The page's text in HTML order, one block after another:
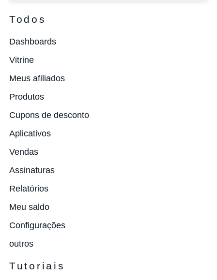
Todos
Dashboards
Vitrine
Meus afiliados
Produtos
Cupons de desconto
Aplicativos
Vendas
Assinaturas
Relatórios
Meu saldo
Configurações
outros
Tutoriais